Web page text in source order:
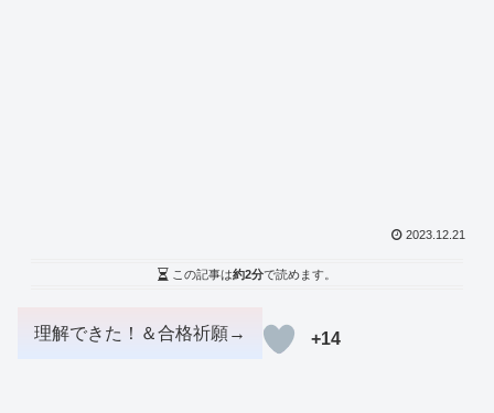
2023.12.21
この記事は約2分で読めます。
+14